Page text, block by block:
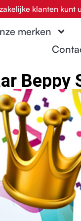
klanten kunt
merken
Beppy